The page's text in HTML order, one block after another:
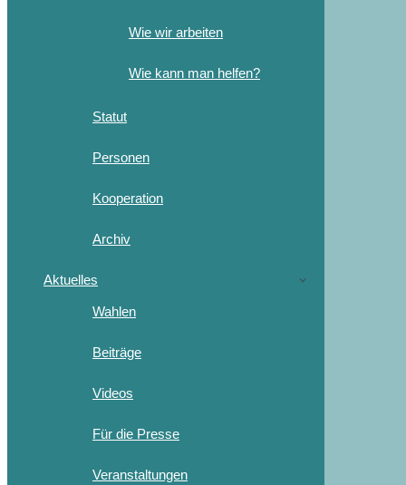
Wie wir arbeiten
Wie kann man helfen?
Statut
Personen
Kooperation
Archiv
Aktuelles
Wahlen
Beiträge
Videos
Für die Presse
Veranstaltungen